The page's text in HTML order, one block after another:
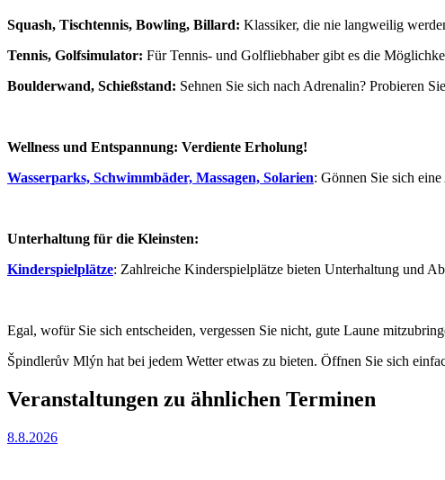
Squash, Tischtennis, Bowling, Billard: Klassiker, die nie langweilig
Tennis, Golfsimulator: Für Tennis- und Golfliebhaber gibt es die
Boulderwand, Schießstand: Sehnen Sie sich nach Adrenalin? Probieren
Wellness und Entspannung: Verdiente Erholung!
Wasserparks, Schwimmbäder, Massagen, Solarien: Gönnen Sie sich
Unterhaltung für die Kleinsten:
Kinderspielplätze: Zahlreiche Kinderspielplätze bieten Unterhaltung und
Egal, wofür Sie sich entscheiden, vergessen Sie nicht, gute Laune
Špindlerův Mlýn hat bei jedem Wetter etwas zu bieten. Öffnen Sie sich
Veranstaltungen zu ähnlichen Terminen
8.8.2026